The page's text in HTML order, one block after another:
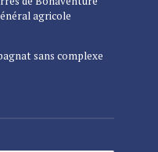
agricole
sans complexe